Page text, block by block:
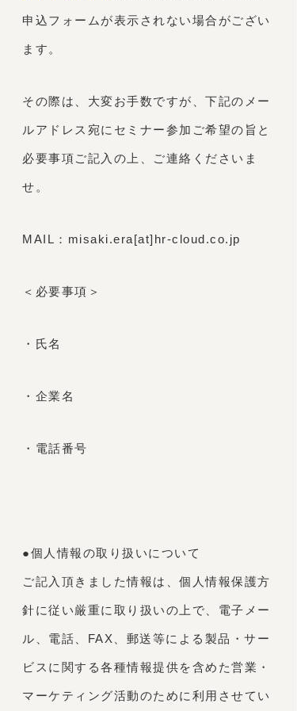
申込フォームが表示されない場合がござい
ます。
その際は、大変お手数ですが、下記のメー
ルアドレス宛にセミナー参加ご希望の旨と
必要事項ご記入の上、ご連絡くださいま
せ。
MAIL：misaki.era[at]hr-cloud.co.jp
＜必要事項＞
・氏名
・企業名
・電話番号
●個人情報の取り扱いについて
ご記入頂きました情報は、個人情報保護方
針に従い厳重に取り扱いの上で、電子メー
ル、電話、FAX、郵送等による製品・サー
ビスに関する各種情報提供を含めた営業・
マーケティング活動のために利用させてい